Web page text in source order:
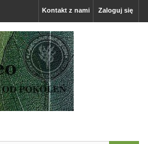
Zaloguj się
Kontakt z nami